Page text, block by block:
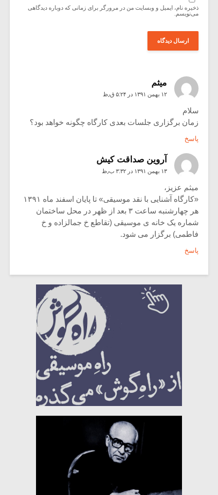
ذخیره نام، ایمیل و وبسایت من در مرورگر برای زمانی که دوباره دیدگاهی
می‌نویسم.
میثم
۱۲ بهمن ۱۳۹۱ در ۵:۲۴ ق٫ظ
سلام
زمان برگزاری جلسات بعدی کارگاه چگونه خواهد بود؟
پاسخ
آروین صداقت کیش
۱۳ بهمن ۱۳۹۱ در ۳:۳۲ ب٫ظ
میثم عزیز،
«کارگاه آشنایی با نقد موسیقی» تا پایان اسفند ماه ۱۳۹۱
هر چهارشنبه ساعت ۳ بعد از ظهر در محل ساختمان
شماره یک خانه ی موسیقی (تقاطع خ جمالزاده و خ
فاطمی) برگزار می شود.
پاسخ